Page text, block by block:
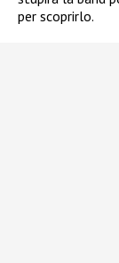
per scoprirlo.